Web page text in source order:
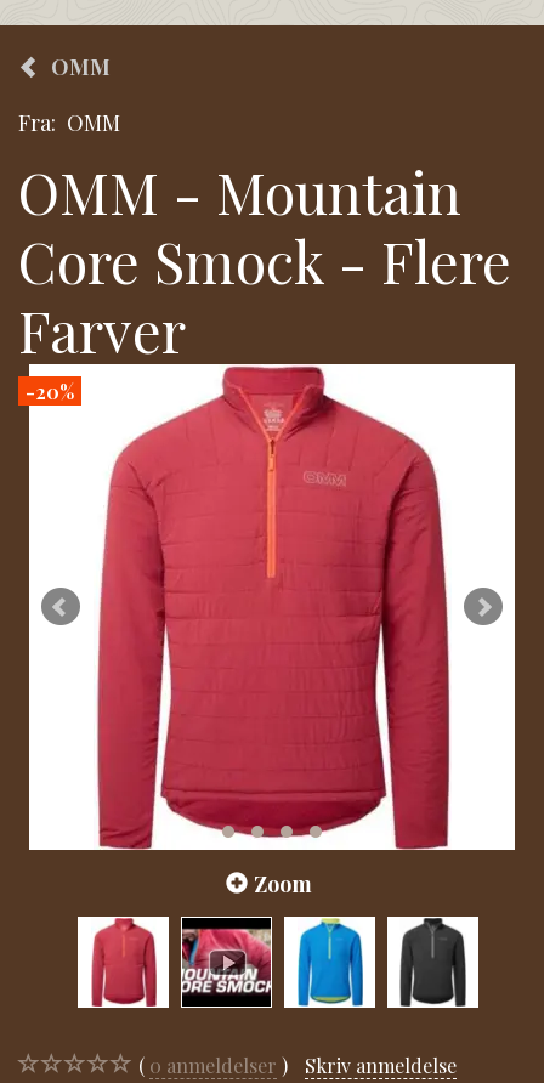
OMM
Fra: OMM
OMM - Mountain
Core Smock - Flere
Farver
-20%
Zoom
0 anmeldelser Skriv anmeldelse